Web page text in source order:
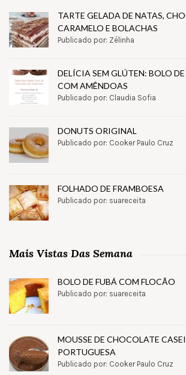
TARTE GELADA DE NATAS,
CARAMELO E BOLACHAS
Publicado por: Zélinha
DELÍCIA SEM GLÚTEN: BOLO
COM AMÊNDOAS
Publicado por: Claudia Sofia
DONUTS ORIGINAL
Publicado por: Cooker Paulo Cruz
FOLHADO DE FRAMBOESA
Publicado por: suareceita
Mais Vistas Das Semana
BOLO DE FUBÁ COM FLOCÃO
Publicado por: suareceita
MOUSSE DE CHOCOLATE
PORTUGUESA
Publicado por: Cooker Paulo Cruz